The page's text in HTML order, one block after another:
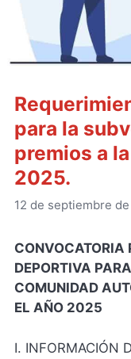
para la
premios a
2025.
12 de septiembre
CONVOCATORIA
DEPORTIVA
COMUNIDAD
EL AÑO 2025
I. INFORMACIÓN